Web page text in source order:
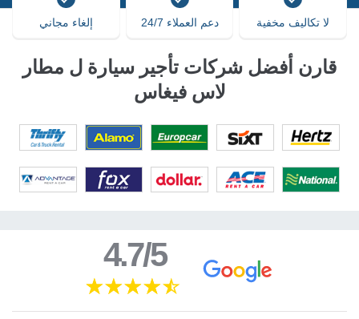
لا تكاليف مخفية دعم العملاء 24/7 إلغاء مجاني
قارن أفضل شركات تأجير سيارة ل مطار
لاس فيغاس
4.7/5